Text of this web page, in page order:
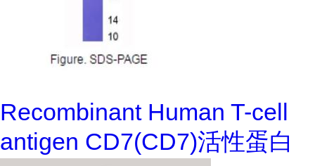
Recombinant Human T-cell
antigen CD7(CD7)活性蛋白